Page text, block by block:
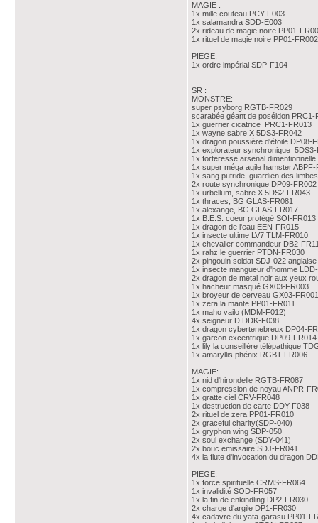
MAGIE :
1x mille couteau PCY-F003
1x salamandra SDD-E003
2x rideau de magie noire PP01-
1x rituel de magie noire PP01-FR002
PIEGE:
1x ordre impérial SDP-F104
SR :
MONSTRE:
super psyborg RGTB-FR029
scarabée géant de poséidon PRC1-
1x guerrier cicatrice PRC1-FR013
1x wayne sabre X 5DS3-FR042
1x dragon poussière d'étoile DP08-
1x explorateur synchronique 5DS3-
1x forteresse arsenal
1x super méga agile hamster ABPF-
1x sang putride, guardien des
2x route synchronique DP09-FR002
1x urbellum, sabre X 5DS2-FR043
1x thraces, BG GLAS-FR081
1x alexange, BG GLAS-FR017
1x B.E.S. coeur protégé SOI-FR013
1x dragon de l'eau EEN-FR015
1x insecte ultime LV7 TLM-FR010
1x chevalier commandeur DB2-
1x rahz le guerrier PTDN-FR030
2x pingouin soldat SDJ-022 anglaise
1x insecte mangueur d'homme
2x dragon de metal noir aux yeux
1x hacheur masqué GX03-FR003
1x broyeur de cerveau GX03-FR001
1x zera la mante PP01-FR011
1x maho vailo (MDM-F012)
4x seigneur D DDK-F038
1x dragon cybertenebreux DP04-
1x garcon excentrique DP09-FR014
1x lily la conseillère télépathique
1x amaryllis phénix RGBT-FR006
MAGIE:
1x nid d'hirondelle RGTB-FR087
1x compression de noyau ANPR-
1x gratte ciel CRV-FR048
1x destruction de carte DDY-F038
2x rituel de zera PP01-FR010
2x graceful charity(SDP-040)
1x gryphon wing SDP-050
2x soul exchange (SDY-041)
2x bouc emissaire SDJ-FR041
4x la flute d'invocation du dragon
PIEGE:
1x force spirituelle CRMS-FR064
1x invalidité SOD-FR057
1x la fin de enkindling DP2-FR030
2x charge d'argile DP1-FR030
4x cadavre du yata-garasu PP01-